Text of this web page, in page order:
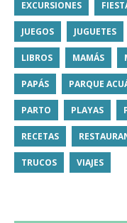
EXCURSIONES
JUEGOS JUGUETES
LIBROS MAMÁS
PAPÁS PARQUE
PARTO PLAYAS
RECETAS
TRUCOS VIAJES